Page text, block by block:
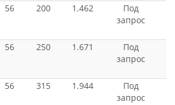
56 200 1.462
Под
запрос
56 250 1.671
Под
запрос
56 315 1.944
Под
запрос